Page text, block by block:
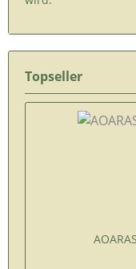
Topseller